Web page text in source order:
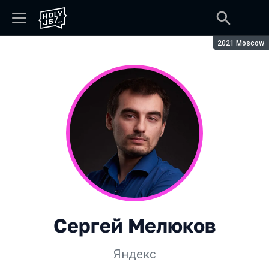
Сезон:
2021 Moscow
Сергей Мелюков
Яндекс